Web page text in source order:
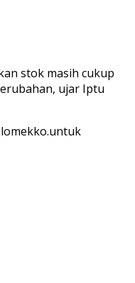
stok masih cukup
ujar Iptu